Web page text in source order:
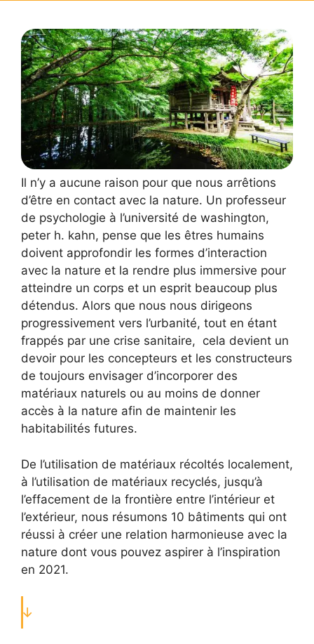
Il n’y a aucune raison pour que nous arrêtions
d’être en contact avec la nature. Un professeur
de psychologie à l’université de washington,
peter h. kahn, pense que les êtres humains
doivent approfondir les formes d’interaction
avec la nature et la rendre plus immersive pour
atteindre un corps et un esprit beaucoup plus
détendus. Alors que nous nous dirigeons
progressivement vers l’urbanité, tout en étant
frappés par une crise sanitaire, cela devient un
devoir pour les concepteurs et les constructeurs
de toujours envisager d’incorporer des
matériaux naturels ou au moins de donner
accès à la nature afin de maintenir les
habitabilités futures.
De l’utilisation de matériaux récoltés localement,
à l’utilisation de matériaux recyclés, jusqu’à
l’effacement de la frontière entre l’intérieur et
l’extérieur, nous résumons 10 bâtiments qui ont
réussi à créer une relation harmonieuse avec la
nature dont vous pouvez aspirer à l’inspiration
en 2021.